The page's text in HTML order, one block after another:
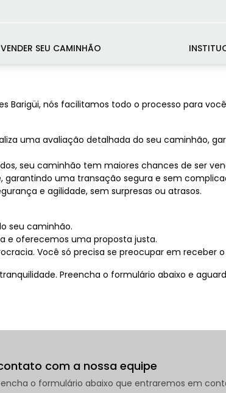
VENDER SEU CAMINHÃO
Barigüi, nós facilitamos todo o processo para
uma avaliação detalhada do seu caminhão,
seu caminhão tem maiores chances de ser
uma transação segura e sem
e agilidade, sem surpresas ou atrasos.
seu caminhão.
e oferecemos uma proposta justa.
Você só precisa se preocupar em receber
Preencha o formulário abaixo e
com a nossa equipe
o formulário abaixo que entraremos em